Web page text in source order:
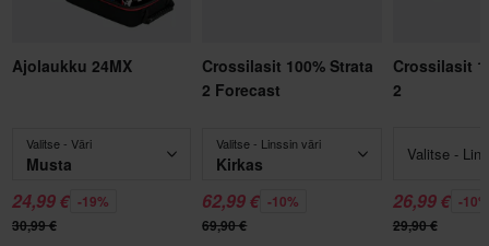
Ajolaukku 24MX
Valitse - Väri
Musta
24,99 € -19%
30,99 €
Crossilasit 100% Strata
2 Forecast
Valitse - Linssin väri
Kirkas
62,99 € -10%
69,90 €
Crossilasit
2
Valitse -
26,99 € -10%
29,90 €